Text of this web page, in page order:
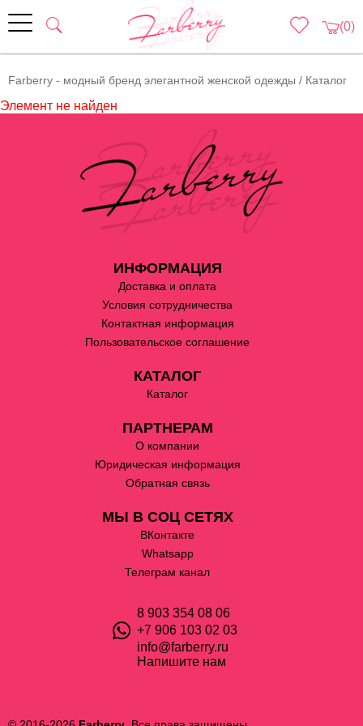
(0)
Farberry - модный бренд элегантной женской одежды / Каталог
Элемент не найден
ИНФОРМАЦИЯ
Доставка и оплата
Условия сотрудничества
Контактная информация
Пользовательское соглашение
КАТАЛОГ
Каталог
ПАРТНЕРАМ
О компании
Юридическая информация
Обратная связь
МЫ В СОЦ СЕТЯХ
ВКонтакте
Whatsapp
Телеграм канал
8 903 354 08 06
+7 906 103 02 03
info@farberry.ru
Напишите нам